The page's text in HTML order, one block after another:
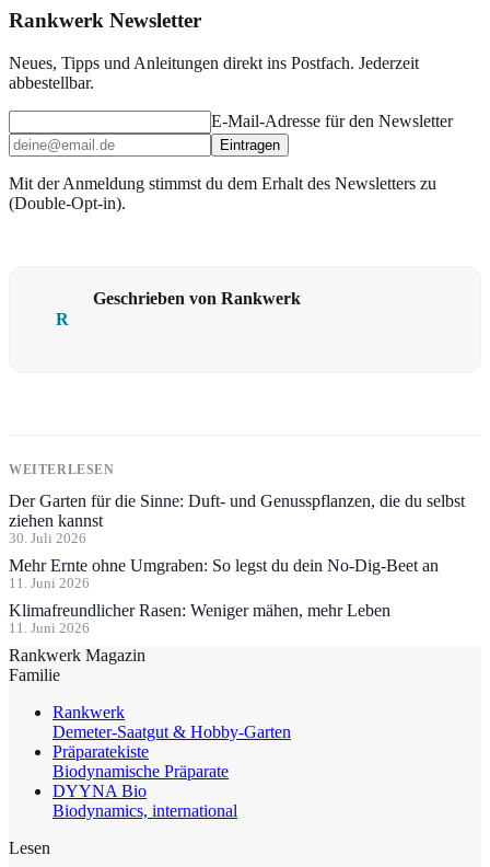
Rankwerk Newsletter
Neues, Tipps und Anleitungen direkt ins Postfach. Jederzeit
abbestellbar.
E-Mail-Adresse für den Newsletter
Eintragen
Mit der Anmeldung stimmst du dem Erhalt des Newsletters zu
(Double-Opt-in).
R
Geschrieben von Rankwerk
WEITERLESEN
Der Garten für die Sinne: Duft- und Genusspflanzen, die du selbst
ziehen kannst
30. Juli 2026
Mehr Ernte ohne Umgraben: So legst du dein No-Dig-Beet an
11. Juni 2026
Klimafreundlicher Rasen: Weniger mähen, mehr Leben
11. Juni 2026
Rankwerk Magazin
Familie
Rankwerk
Demeter-Saatgut & Hobby-Garten
Präparatekiste
Biodynamische Präparate
DYYNA Bio
Biodynamics, international
Lesen